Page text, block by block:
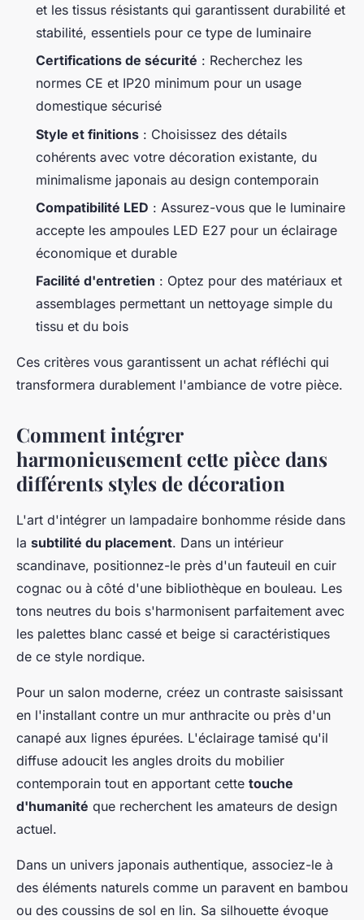
et les tissus résistants qui garantissent durabilité et
stabilité, essentiels pour ce type de luminaire
Certifications de sécurité : Recherchez les
normes CE et IP20 minimum pour un usage
domestique sécurisé
Style et finitions : Choisissez des détails
cohérents avec votre décoration existante, du
minimalisme japonais au design contemporain
Compatibilité LED : Assurez-vous que le luminaire
accepte les ampoules LED E27 pour un éclairage
économique et durable
Facilité d'entretien : Optez pour des matériaux et
assemblages permettant un nettoyage simple du
tissu et du bois
Ces critères vous garantissent un achat réfléchi qui
transformera durablement l'ambiance de votre pièce.
Comment intégrer
harmonieusement cette pièce dans
différents styles de décoration
L'art d'intégrer un lampadaire bonhomme réside dans
la subtilité du placement. Dans un intérieur
scandinave, positionnez-le près d'un fauteuil en cuir
cognac ou à côté d'une bibliothèque en bouleau. Les
tons neutres du bois s'harmonisent parfaitement avec
les palettes blanc cassé et beige si caractéristiques
de ce style nordique.
Pour un salon moderne, créez un contraste saisissant
en l'installant contre un mur anthracite ou près d'un
canapé aux lignes épurées. L'éclairage tamisé qu'il
diffuse adoucit les angles droits du mobilier
contemporain tout en apportant cette touche
d'humanité que recherchent les amateurs de design
actuel.
Dans un univers japonais authentique, associez-le à
des éléments naturels comme un paravent en bambou
ou des coussins de sol en lin. Sa silhouette évoque